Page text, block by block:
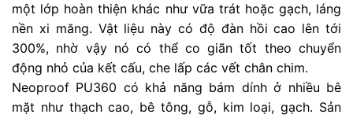
một lớp hoàn thiện khác như vữa trát hoặc gạch, láng
nền xi măng. Vật liệu này có độ đàn hồi cao lên tới
300%, nhờ vậy nó có thể co giãn tốt theo chuyển
động nhỏ của kết cấu, che lấp các vết chân chim.
Neoproof PU360 có khả năng bám dính ở nhiều bê
mặt như thạch cao, bê tông, gỗ, kim loại, gạch. Sản